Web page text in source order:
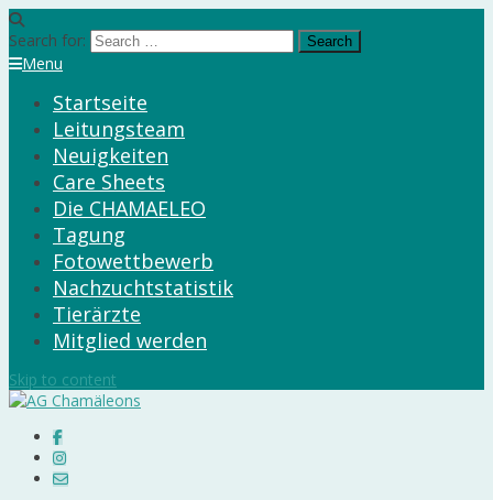
Search for:
Menu
Startseite
Leitungsteam
Neuigkeiten
Care Sheets
Die CHAMAELEO
Tagung
Fotowettbewerb
Nachzuchtstatistik
Tierärzte
Mitglied werden
Skip to content